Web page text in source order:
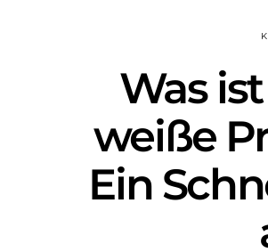
Was
weiße
Ein